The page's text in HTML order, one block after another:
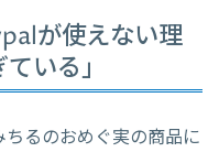
が使えない理
いる」
るのおめぐ実の商品に